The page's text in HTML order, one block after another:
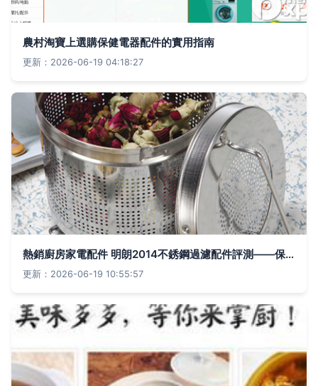
農村淘寶上選購保健電器配件的實用指南
更新：2026-06-19 04:18:27
熱銷廚房家電配件 明朗2014不銹鋼過濾配件評測——保健養生壺與電熱水壺的升級利器
更新：2026-06-19 10:55:57